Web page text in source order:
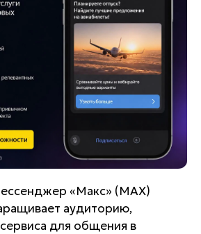
«Макс» (MAX)
аудиторию,
для общения в